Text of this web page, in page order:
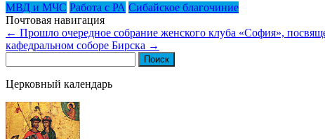
МВД и МЧС Работа с РА Сибайское благочиние
Почтовая навигация
← Прошло очередное собрание женского клуба «София»,
кафедральном соборе Бирска →
Церковный календарь